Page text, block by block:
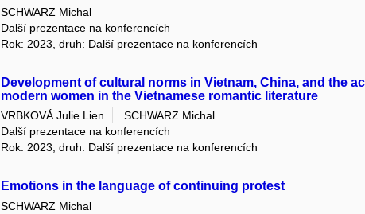
SCHWARZ Michal
Další prezentace na konferencích
Rok: 2023, druh: Další prezentace na konferencích
Development of cultural norms in Vietnam, China, and the
modern women in the Vietnamese romantic literature
VRBKOVÁ Julie Lien
SCHWARZ Michal
Další prezentace na konferencích
Rok: 2023, druh: Další prezentace na konferencích
Emotions in the language of continuing protest
SCHWARZ Michal